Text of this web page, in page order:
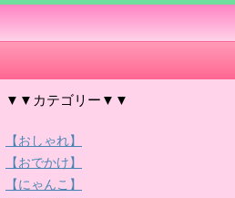
▼▼カテゴリー▼▼
【おしゃれ】
【おでかけ】
【にゃんこ】